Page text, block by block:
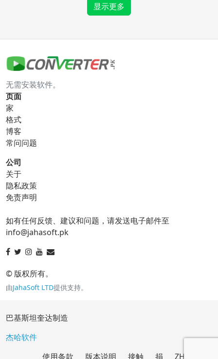
gif 转换器
gif 到 bmp
gif 到 ico
gif 到 tga
ico 转换器
ico 到 bmp
ico 到 gif ico 到 jpg
ico 到 png
ico 到 tga
jpg 到 bmp
显示更多
无需安装软件。
页面
家
格式
博客
常问问题
公司
关于
隐私政策
免责声明
如有任何反馈、建议和问题，请发送电子邮件至
info@jahasoft.pk
© 版权所有。
由JahaSoft LTD提供支持。
巴基斯坦奎达制造
杰哈软件
使用条款
版本说明 接触 捐 ZH